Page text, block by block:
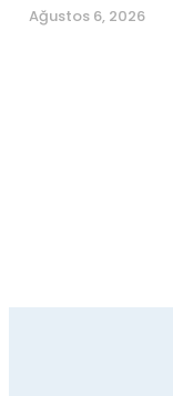
Ağustos 6, 2026